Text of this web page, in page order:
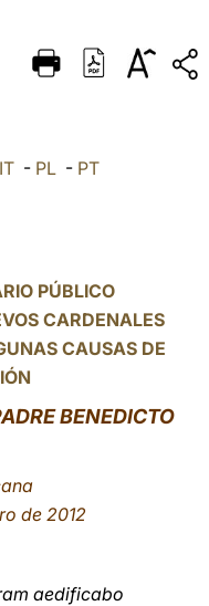
DEUTSCH
العربيّة IT - PL - PT
PÚBLICO
CARDENALES
CAUSAS DE
BENEDICTO
de 2012
aedificabo